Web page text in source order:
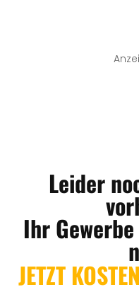
Leider
Ihr
JETZT